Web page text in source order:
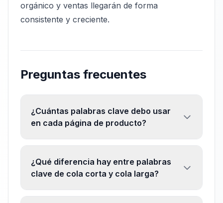
orgánico y ventas llegarán de forma
consistente y creciente.
Preguntas frecuentes
¿Cuántas palabras clave debo usar
en cada página de producto?
¿Qué diferencia hay entre palabras
clave de cola corta y cola larga?